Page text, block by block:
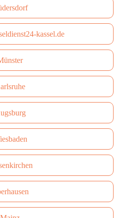
kassel.de